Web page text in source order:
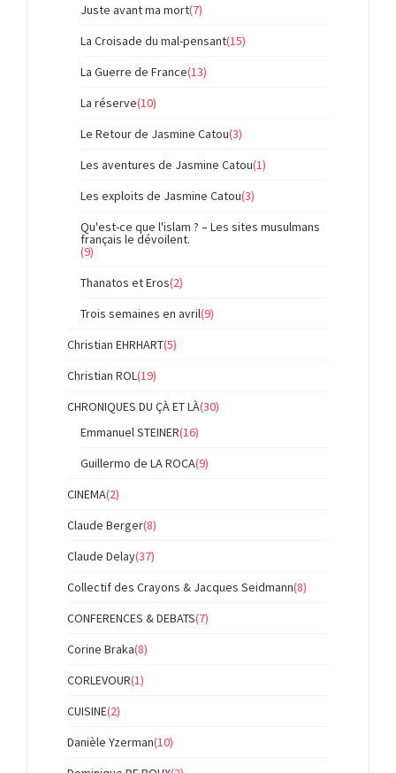
Juste avant ma mort(7)
La Croisade du mal-pensant(15)
La Guerre de France(13)
La réserve(10)
Le Retour de Jasmine Catou(3)
Les aventures de Jasmine Catou(1)
Les exploits de Jasmine Catou(3)
Qu'est-ce que l'islam ? – Les sites musulmans
français le dévoilent.
(9)
Thanatos et Eros(2)
Trois semaines en avril(9)
Christian EHRHART(5)
Christian ROL (19)
CHRONIQUES DU ÇÀ ET LÀ(30)
Emmanuel STEINER(16)
Guillermo de LA ROCA(9)
CINEMA(2)
Claude Berger(8)
Claude Delay(37)
Collectif des Crayons & Jacques Seidmann(8)
CONFERENCES & DEBATS(7)
Corine Braka(8)
CORLEVOUR(1)
CUISINE(2)
Danièle Yzerman(10)